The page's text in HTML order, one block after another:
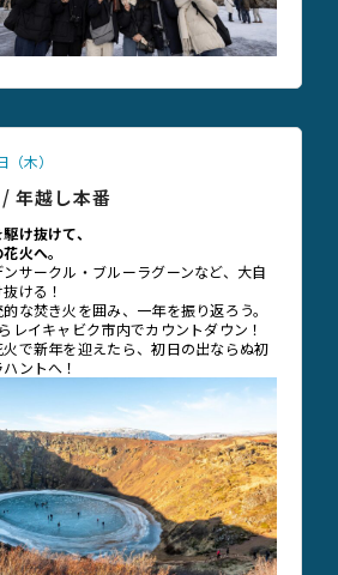
木）
/ 年越し本番
け抜けて、
火へ。
ンサークル・ブルーラグーンなど、大自
ける！
な焚き火を囲み、一年を振り返ろう。
レイキャビク市内でカウントダウン！
火で新年を迎えたら、初日の出ならぬ初
ントへ！